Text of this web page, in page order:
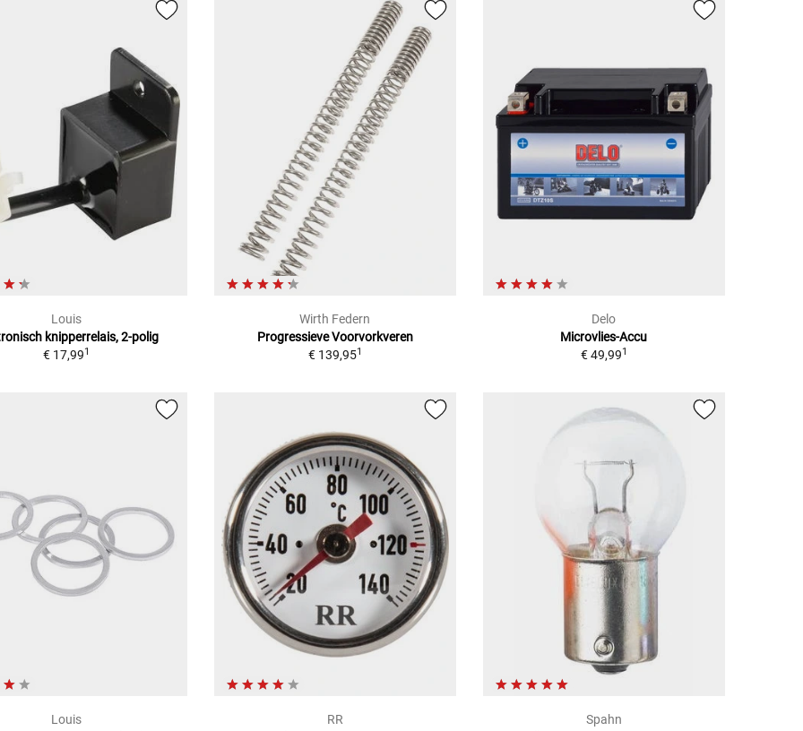
Louis
knipperrelais, 2-polig
€ 17,991
Wirth Federn
Progressieve Voorvorkveren
€ 139,951
Delo
Microvlies-Accu
€ 49,991
Louis
RR
Spahn